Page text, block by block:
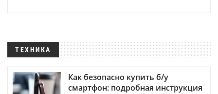
ТЕХНИКА
Как безопасно купить б/у
смартфон: подробная инструкция